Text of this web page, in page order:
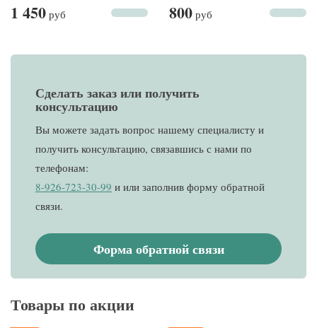
1 450 руб 800 руб
Сделать заказ или получить
консультацию
Вы можете задать вопрос нашему специалисту и
получить консультацию, связавшись с нами по
телефонам:
8-926-723-30-99 и или заполнив форму обратной
связи.
Форма обратной связи
Товары по акции